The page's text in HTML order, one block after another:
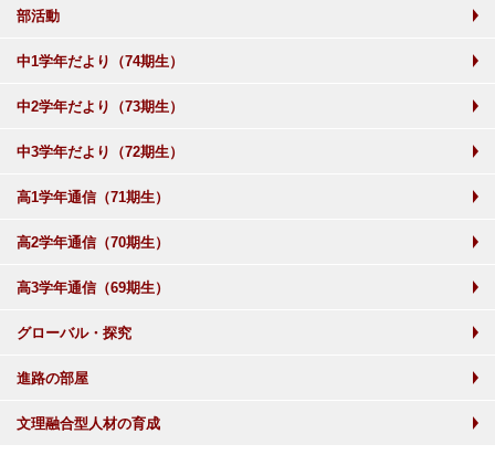
部活動
中1学年だより（74期生）
中2学年だより（73期生）
中3学年だより（72期生）
高1学年通信（71期生）
高2学年通信（70期生）
高3学年通信（69期生）
グローバル・探究
進路の部屋
文理融合型人材の育成